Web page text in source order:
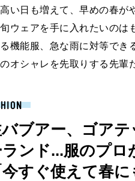
い日も増えて、早めの春が
ウェアを手に入れたいのは
機能服、急な雨に対等でき
オシャレを先取りする先
ブアー、ゴア
ンド...服のプロ
すぐ使えて春